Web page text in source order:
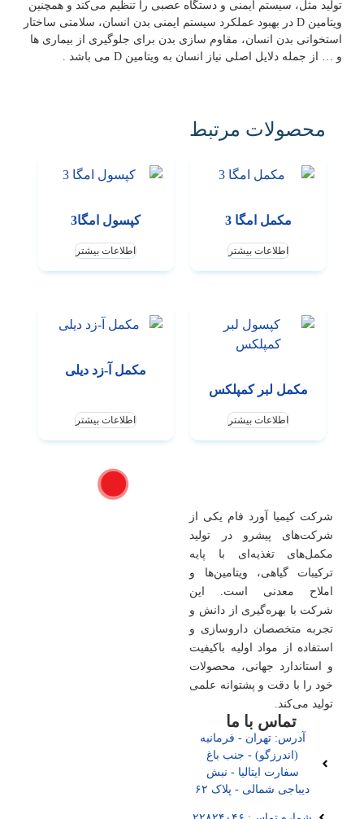
تولید مثل، سیستم ایمنی و دستگاه عصبی را تنظیم می‌کند و همچنین
ویتامین D در بهبود عملکرد سیستم ایمنی بدن انسان، سلامتی ساختار
استخوانی بدن انسان، مقاوم سازی بدن برای جلوگیری از بیماری ها
و … از جمله دلایل اصلی نیاز انسان به ویتامین D می باشد .
محصولات مرتبط
مکمل امگا 3
اطلاعات بیشتر
کپسول امگا3
اطلاعات بیشتر
مکمل لبر کمپلکس
اطلاعات بیشتر
مکمل آ-زد دیلی
اطلاعات بیشتر
شرکت کیمیا آورد فام یکی از
شرکت‌های پیشرو در تولید
مکمل‌های تغذیه‌ای با پایه
ترکیبات گیاهی، ویتامین‌ها و
املاح معدنی است. این
شرکت با بهره‌گیری از دانش و
تجربه متخصصان داروسازی و
استفاده از مواد اولیه باکیفیت
و استاندارد جهانی، محصولات
خود را با دقت و پشتوانه علمی
تولید می‌کند.
تماس با ما
آدرس: تهران - فرمانیه
(اندرزگو) - جنب باغ
سفارت ایتالیا - نبش
دیباجی شمالی - پلاک ۶۲